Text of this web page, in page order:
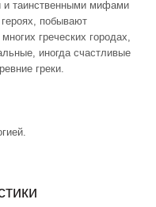
и таинственными мифами
побывают
греческих городах,
иногда счастливые
греки.